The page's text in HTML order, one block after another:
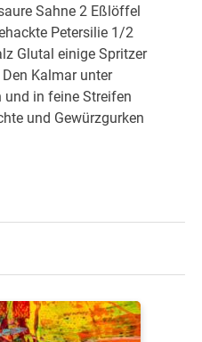
Sahne 2 Eßlöffel
Petersilie 1/2
Glutal einige Spritzer
Kalmar unter
und in feine Streifen
und Gewürzgurken